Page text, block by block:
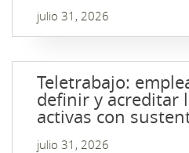
julio 31, 2026
Teletrabajo:
definir y acreditar
activas con
julio 31, 2026